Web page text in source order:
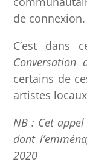
de connexion.
C’est dans
Conversation
certains de
artistes locaux
NB : Cet
dont
2020